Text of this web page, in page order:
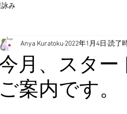
詠み
月、スタ
ご案内です。
Anya Kuratoku 2022年1月4日 読了